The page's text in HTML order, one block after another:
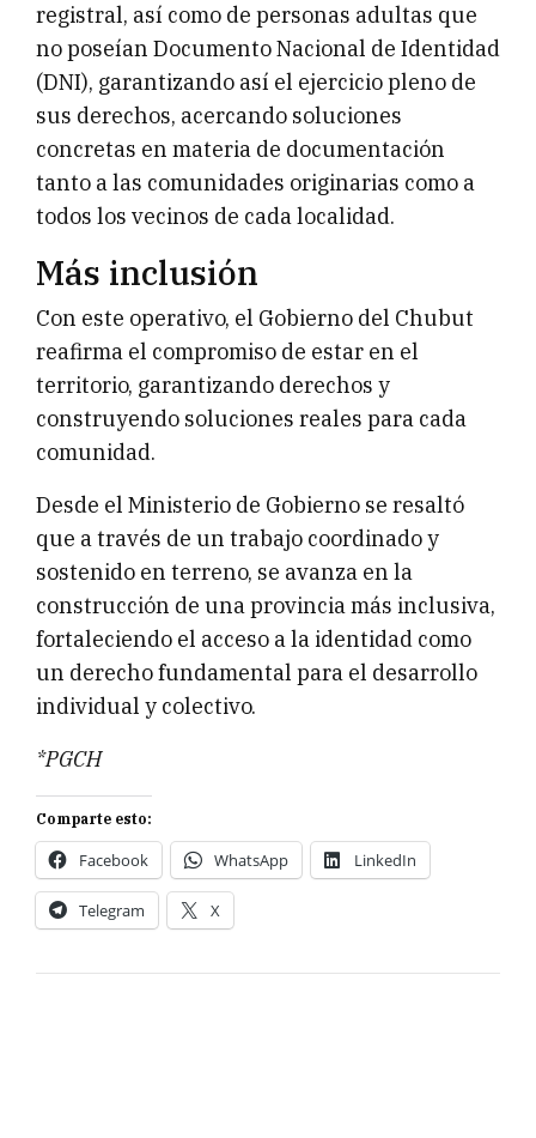
registral, así como de personas adultas que
no poseían Documento Nacional de Identidad
(DNI), garantizando así el ejercicio pleno de
sus derechos, acercando soluciones
concretas en materia de documentación
tanto a las comunidades originarias como a
todos los vecinos de cada localidad.
Más inclusión
Con este operativo, el Gobierno del Chubut
reafirma el compromiso de estar en el
territorio, garantizando derechos y
construyendo soluciones reales para cada
comunidad.
Desde el Ministerio de Gobierno se resaltó
que a través de un trabajo coordinado y
sostenido en terreno, se avanza en la
construcción de una provincia más inclusiva,
fortaleciendo el acceso a la identidad como
un derecho fundamental para el desarrollo
individual y colectivo.
*PGCH
Comparte esto:
Facebook WhatsApp LinkedIn
Telegram X